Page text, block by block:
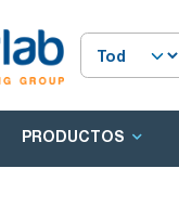
PRODUCTOS